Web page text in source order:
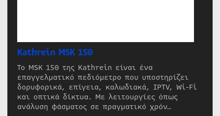
Kathrein MSK 150
Το MSK 150 της Kathrein είναι ένα
επαγγελματικό πεδιόμετρο που υποστηρίζει
δορυφορικά, επίγεια, καλωδιακά, IPTV, Wi-Fi
και οπτικά δίκτυα. Με λειτουργίες όπως
ανάλυση φάσματος σε πραγματικό χρόν…